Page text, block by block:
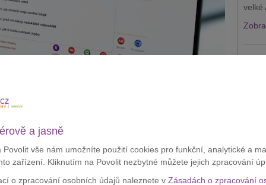
přihlášeným uživatelům. Dosud byl nástroj dostupný jen
s účtem na službách Seznamu.
velké
a jasně
Povolit vše nám umožníte použití cookies pro funkční, analytické a
zařízení. Kliknutím na Povolit nezbytné můžete jejich zpracování
o zpracování osobních údajů naleznete v Zásadách o zpracování